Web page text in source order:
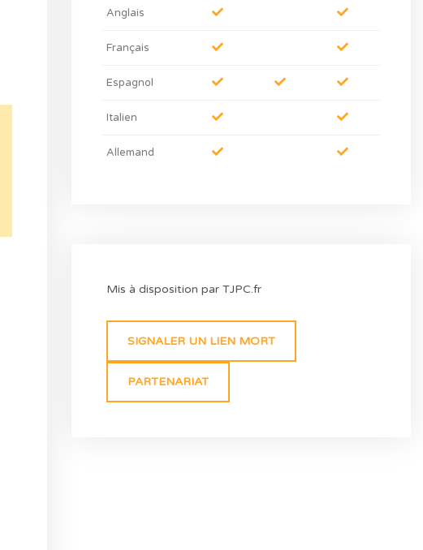
Anglais
Français
Espagnol
Italien
Allemand
Mis à disposition par TJPC.fr
SIGNALER UN LIEN MORT
PARTENARIAT